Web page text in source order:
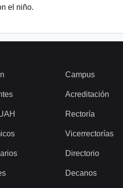
el niño.
Campus
Acreditación
Rectoría
Vicerrectorías
Directorio
Decanos